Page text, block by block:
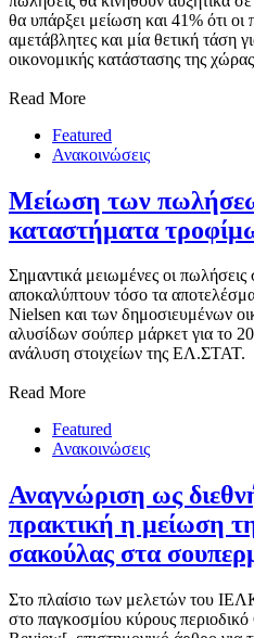
θα υπάρξει μείωση και 41% ότι οι
αμετάβλητες και μία θετική τάση
οικονομικής κατάστασης της
Read More
Featured
Ανακοινώσεις
Μείωση των
καταστήματα
Σημαντικά μειωμένες οι
αποκαλύπτουν τόσο τα
Nielsen και των δημοσιευμένων
αλυσίδων σούπερ μάρκετ για το
ανάλυση στοιχείων της ΕΛ.ΣΤΑΤ.
Read More
Featured
Ανακοινώσεις
Αναγνώριση ως
πρακτική η μείωση
σακούλας στα
Στο πλαίσιο των μελετών του
στο παγκοσμίου κύρους